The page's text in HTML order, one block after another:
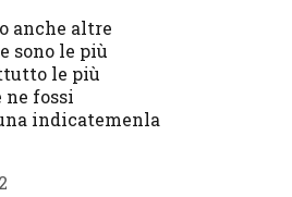
anche altre
sono le più
le più
ne fossi
indicatemenla